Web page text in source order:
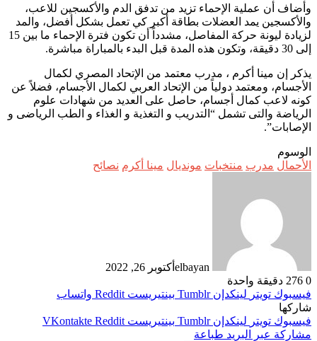
وأضاف أن عملية الإحماء تزيد من تدفق الدم والأكسجين للاعب،
والأكسجين يمد العضلات بطاقة أكبر كي تعمل بشكل أفضل، والمد
لزيادة ليونة حركة المفاصل، مشدداً أن تكون فترة الإحماء ما بين 15
إلى 30 دقيقة، وتكون هذه المدة قبل البدء بالمباراة مباشرة.
يذكر إن مينا أكرم ، مدرب معتمد من الإتحاد المصري لكمال
الأجسام، ومعتمد دولياً من الإتحاد العربي لكمال الأجسام، فضلاً عن
كونه لاعب كمال أجسام، حاصل على العديد من شهادات علوم
الرياضة والتى تشمل “التدريب و التغذية و الغذاء و الطب الرياضى و
الإصابات”.
الوسوم
الأحمال مدرب منتخبات مونديال مينا أكرم نصائح
elbayan أكتوبر 26, 2022
0
دقيقة واحدة
فيسبوك تويتر لينكدإن بينتيريست
واتساب
شاركها
فيسبوك تويتر لينكدإن بينتيريست
مشاركة عبر البريد طباعة